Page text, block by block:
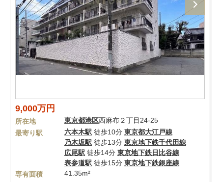
9,000万円
所在地 東京都港区西麻布２丁目24-25
最寄り駅
六本木駅 徒歩10分 東京都大江戸線
乃木坂駅 徒歩13分 東京地下鉄千代田線
広尾駅 徒歩14分 東京地下鉄日比谷線
表参道駅 徒歩15分 東京地下鉄銀座線
専有面積
41.35m²